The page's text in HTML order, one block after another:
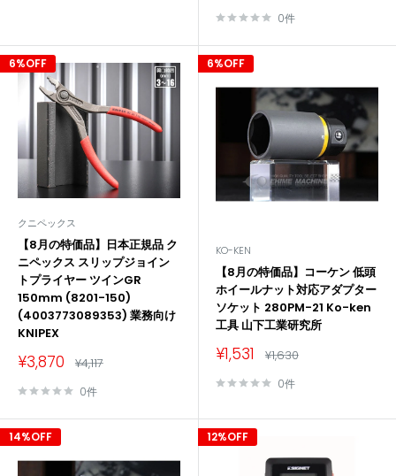
価 価
格0件
6%OFF
クニペックス
【8月の特価品】日本正規品 ク
ニペックス スリップジョイン
トプライヤー ツインGR
150mm (8201-150)
(4003773089353) 業務向け
KNIPEX
販
価
¥3,870 通
価
格
¥4,117
0件
6%OFF
KO-KEN
【8月の特価品】コーケン 低頭
ホイールナット対応アダプター
ソケット 280PM-21 Ko-ken
工具 山下工業研究所
販
売
価
¥1,531 通
常
価
格
¥1,630
0件
14%OFF 12%OFF